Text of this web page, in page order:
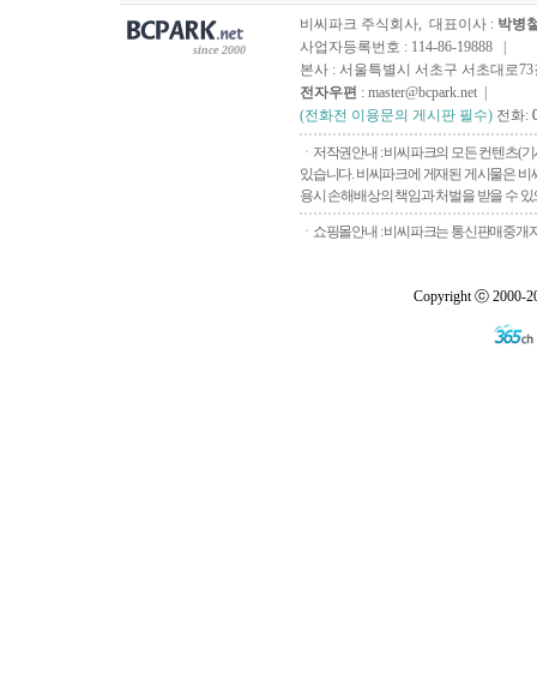
since 2000
비씨파크 주식회사, 대표이사 : 박병
사업자등록번호 : 114-86-19888 |
본사 : 서울특별시 서초구 서초대로73
전자우편 : master@bcpark.net |
(전화전 이용문의 게시판 필수) 전화:
ㆍ저작권안내 : 비씨파크의 모든 컨텐츠(
있습니다. 비씨파크에 게재된 게시물은
용시 손해배상의 책임과 처벌을 받을 수
ㆍ쇼핑몰안내 : 비씨파크는 통신판매중개
Copyright ⓒ 2000-